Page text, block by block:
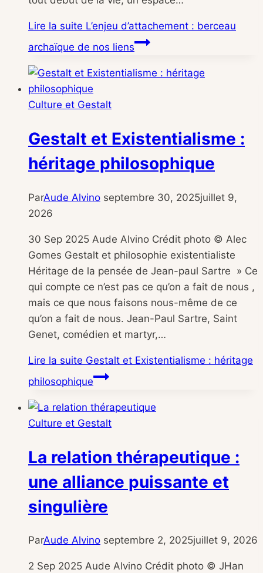
Lire la suite L’enjeu d’attachement : berceau
archaïque de nos liens
Culture et Gestalt
Gestalt et Existentialisme :
héritage philosophique
ParAude Alvino septembre 30, 2025juillet 9,
2026
30 Sep 2025 Aude Alvino Crédit photo © Alec
Gomes Gestalt et philosophie existentialiste
Héritage de la pensée de Jean-paul Sartre » Ce
qui compte ce n’est pas ce qu’on a fait de nous ,
mais ce que nous faisons nous-même de ce
qu’on a fait de nous. Jean-Paul Sartre, Saint
Genet, comédien et martyr,…
Lire la suite Gestalt et Existentialisme : héritage
philosophique
Culture et Gestalt
La relation thérapeutique :
une alliance puissante et
singulière
ParAude Alvino septembre 2, 2025juillet 9, 2026
2 Sep 2025 Aude Alvino Crédit photo © JHan